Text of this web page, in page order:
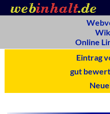
Online
Eintrag
gut